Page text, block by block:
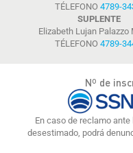
TÉLEFONO 4789-
SUPLENTE
Elizabeth Lujan Palazzo
TÉLEFONO 4789-
Nº de
En caso de reclamo
desestimado, podrá